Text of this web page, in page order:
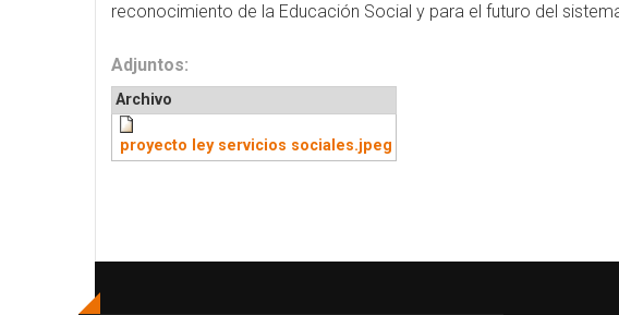
reconocimiento de la Educación Social y para el futuro del
Adjuntos:
Archivo
proyecto ley servicios sociales.jpeg